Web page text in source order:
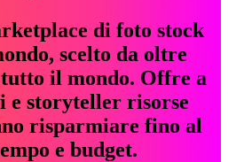
di foto stock
scelto da oltre
il mondo. Offre a
e storyteller risorse
risparmiare fino al
e budget.